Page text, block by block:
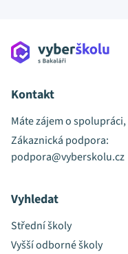
Kontakt
Máte zájem o
Zákaznická podpora:
podpora@vyberskolu.cz
Vyhledat
Střední školy
Vyšší odborné školy